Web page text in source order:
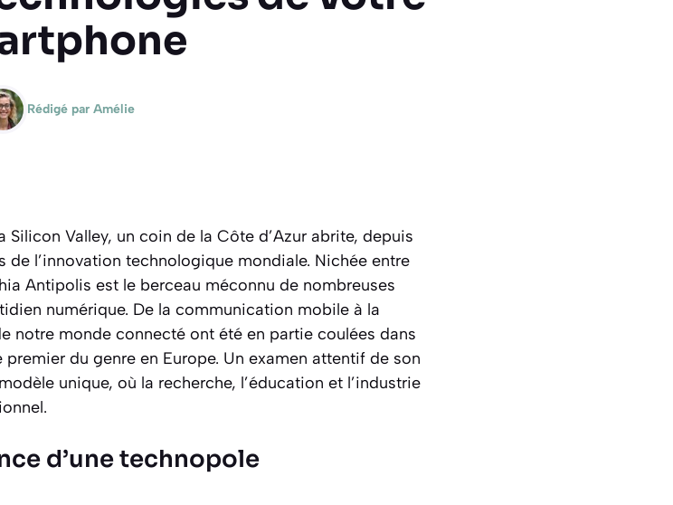
Rédigé par Amélie
Valley, un coin de la Côte d’Azur abrite, depuis
de l’innovation technologique mondiale. Nichée entre
Antipolis est le berceau méconnu de nombreuses
numérique. De la communication mobile à la
notre monde connecté ont été en partie coulées dans
du genre en Europe. Un examen attentif de son
unique, où la recherche, l’éducation et l’industrie
d’une technopole